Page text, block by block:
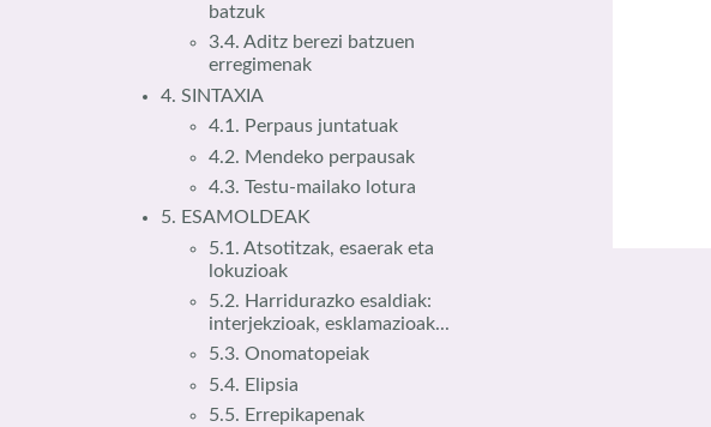
batzuk
3.4. Aditz berezi batzuen
erregimenak
4. SINTAXIA
4.1. Perpaus juntatuak
4.2. Mendeko perpausak
4.3. Testu-mailako lotura
5. ESAMOLDEAK
5.1. Atsotitzak, esaerak eta
lokuzioak
5.2. Harridurazko esaldiak:
interjekzioak, esklamazioak...
5.3. Onomatopeiak
5.4. Elipsia
5.5. Errepikapenak